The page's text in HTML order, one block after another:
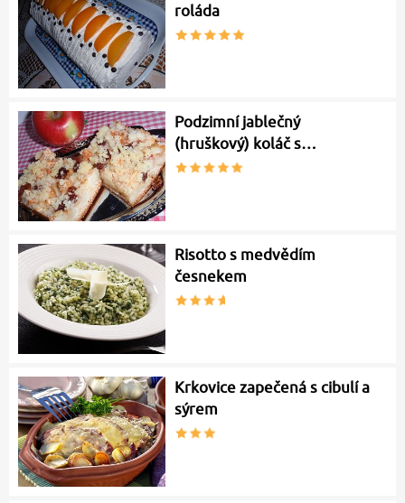
roláda
Podzimní jablečný
(hruškový) koláč s…
Risotto s medvědím
česnekem
Krkovice zapečená s cibulí a
sýrem